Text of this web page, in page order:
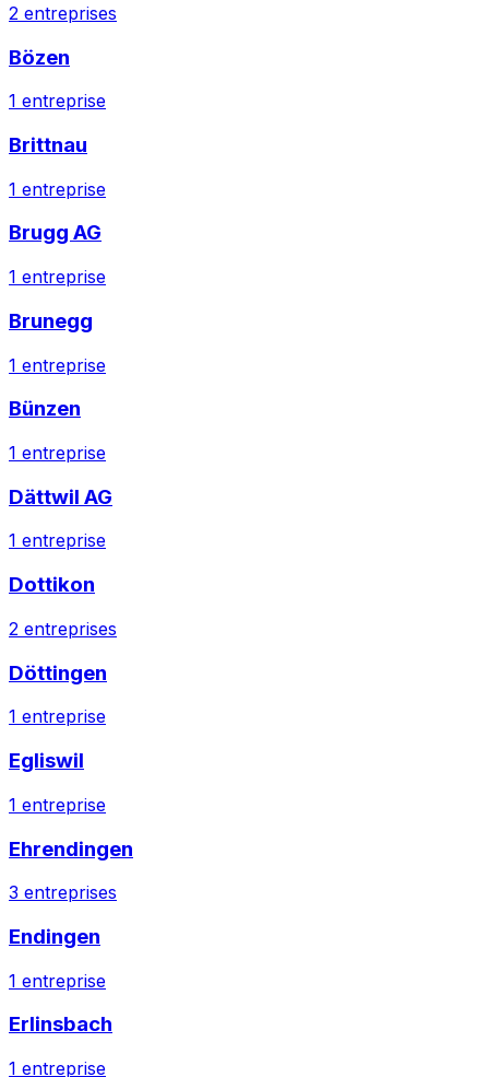
2 entreprises
Bözen
1 entreprise
Brittnau
1 entreprise
Brugg AG
1 entreprise
Brunegg
1 entreprise
Bünzen
1 entreprise
Dättwil AG
1 entreprise
Dottikon
2 entreprises
Döttingen
1 entreprise
Egliswil
1 entreprise
Ehrendingen
3 entreprises
Endingen
1 entreprise
Erlinsbach
1 entreprise